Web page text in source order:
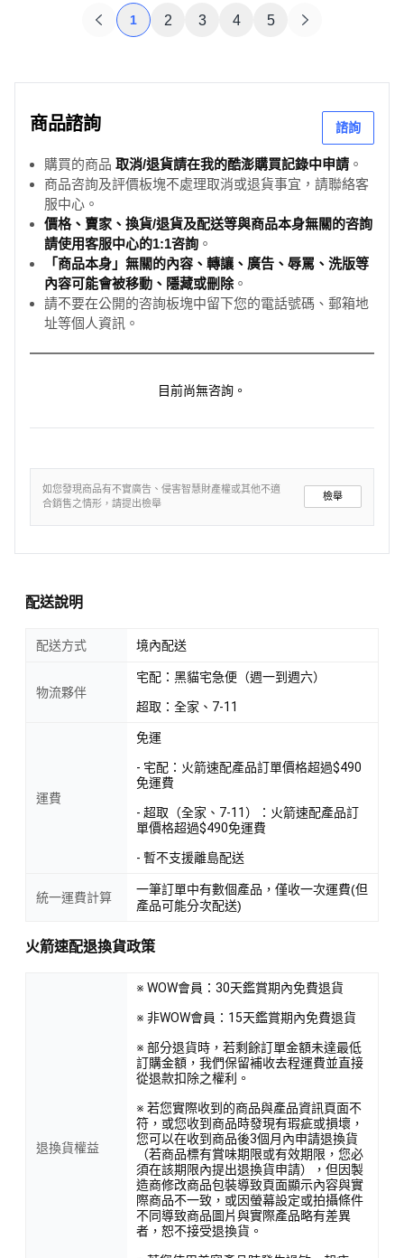
1 2 3 4 5
商品諮詢 諮詢
購買的商品 取消/退貨請在我的酷澎購買記錄中申請 。
商品咨詢及評價板塊不處理取消或退貨事宜，請聯絡客
服中心。
價格、賣家、換貨/退貨及配送等與商品本身無關的咨詢
請使用客服中心的1:1咨詢 。
「商品本身」無關的內容、轉讓、廣告、辱罵、洗版等
內容可能會被移動、隱藏或刪除。
請不要在公開的咨詢板塊中留下您的電話號碼、郵箱地
址等個人資訊。
目前尚無咨詢。
如您發現商品有不實廣告、侵害智慧財產權或其他不適
合銷售之情形，請提出檢舉
檢舉
配送說明
配送方式 境內配送
物流夥伴
宅配：黑貓宅急便（週一到週六）
超取：全家、7-11
運費
免運
- 宅配：火箭速配產品訂單價格超過$490
免運費
- 超取（全家、7-11）：火箭速配產品訂
單價格超過$490免運費
- 暫不支援離島配送
統一運費計算
一筆訂單中有數個產品，僅收一次運費(但
產品可能分次配送)
火箭速配退換貨政策
退換貨權益
※ WOW會員：30天鑑賞期內免費退貨
※ 非WOW會員：15天鑑賞期內免費退貨
※ 部分退貨時，若剩餘訂單金額未達最低
訂購金額，我們保留補收去程運費並直接
從退款扣除之權利。
※ 若您實際收到的商品與產品資訊頁面不
符，或您收到商品時發現有瑕疵或損壞，
您可以在收到商品後3個月內申請退換貨
（若商品標有賞味期限或有效期限，您必
須在該期限內提出退換貨申請），但因製
造商修改商品包裝導致頁面顯示內容與實
際商品不一致，或因螢幕設定或拍攝條件
不同導致商品圖片與實際產品略有差異
者，恕不接受退換貨。